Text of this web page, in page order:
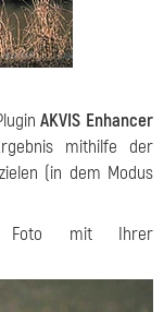
AKVIS Enhancer
mithilfe der
(in dem Modus
mit Ihrer